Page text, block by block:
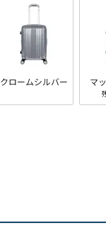
クロームシルバー マ